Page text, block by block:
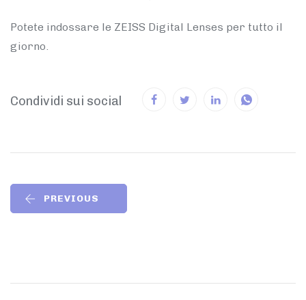
Potete indossare le ZEISS Digital Lenses per tutto il
giorno.
Condividi sui social
PREVIOUS